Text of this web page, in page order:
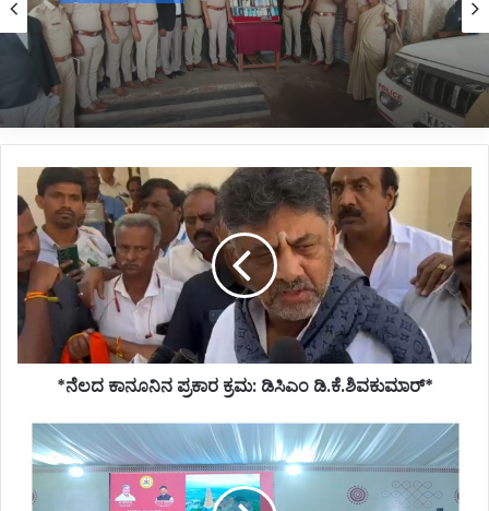
2 hours ago
*ಮೊಬೈಲ್ ಪತ್ತೆಹಚ್ಚಿ ವಾರಸುದಾರರಿಗೆ ಹಿಂದಿರುಗಿಸಿದ
ಬೆಳಗಾವಿ ಪೊಲೀಸರು*
*ನೆಲದ
ಕಾನೂನಿನ
ಪ್ರಕಾರ
ಕ್ರಮ:
ಡಿಸಿಎಂ
ಡಿ.ಕೆ.ಶಿವಕುಮಾರ್*
*ನೆಲದ ಕಾನೂನಿನ ಪ್ರಕಾರ ಕ್ರಮ: ಡಿಸಿಎಂ ಡಿ.ಕೆ.ಶಿವಕುಮಾರ್*
*ಜಮ್ಮು
ಕಾಶ್ಮೀರದಲ್ಲಿ
ನಡೆದ
ಭಯೋತ್ಪಾದನೆ